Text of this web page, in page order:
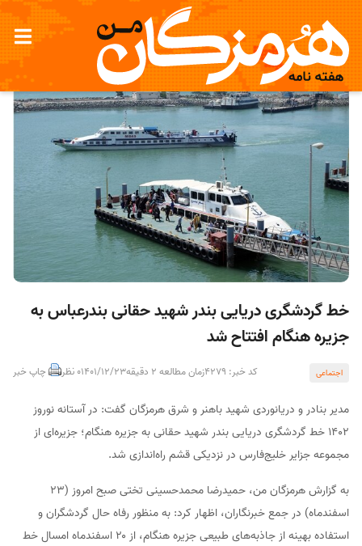
خط گردشگری دریایی بندر شهید حقانی بندرعباس به
جزیره هنگام افتتاح شد
اجتماعی کد خبر: 4279 زمان مطالعه 2 دقیقه 1401/12/230 نظر چاپ خبر
مدیر بنادر و دریانوردی شهید باهنر و شرق هرمزگان گفت: در آستانه نوروز
۱۴۰۲ خط گردشگری دریایی بندر شهید حقانی به جزیره هنگام؛ جزیره‌ای از
مجموعه جزایر خلیج‌فارس در نزدیکی قشم راه‌اندازی شد.
به گزارش هرمزگان من، حمیدرضا محمدحسینی تختی صبح امروز (۲۳
اسفندماه) در جمع خبرنگاران، اظهار کرد: به منظور رفاه حال گردشگران و
استفاده بهینه از جاذبه‌های طبیعی جزیره هنگام، از ۲۰ اسفندماه امسال خط